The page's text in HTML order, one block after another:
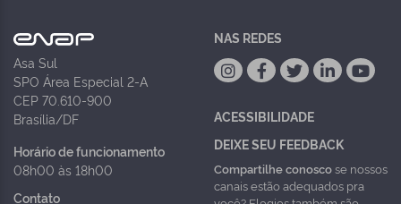
Asa Sul
SPO Área Especial 2-A
CEP 70.610-900
Brasília/DF
Horário de funcionamento
08h00 às 18h00
Contato
NAS REDES
ACESSIBILIDADE
DEIXE SEU FEEDBACK
Compartilhe conoscose nossos
canais estão adequados pra